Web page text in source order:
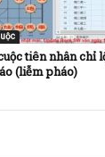
tiên nhân chỉ
(liễm pháo)